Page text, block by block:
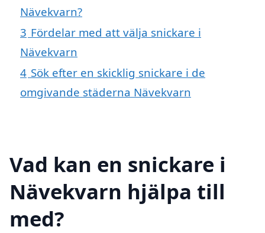
Nävekvarn?
3 Fördelar med att välja snickare i
Nävekvarn
4 Sök efter en skicklig snickare i de
omgivande städerna Nävekvarn
Vad kan en snickare i
Nävekvarn hjälpa till
med?